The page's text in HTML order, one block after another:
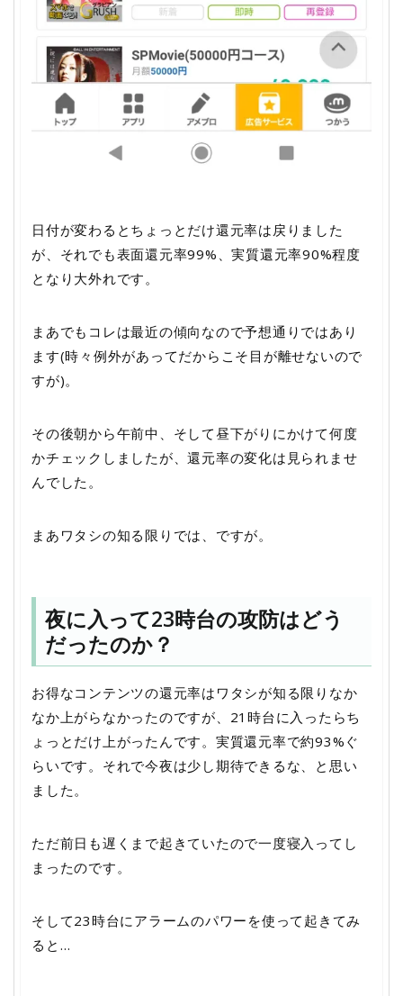
日付が変わるとちょっとだけ還元率は戻りました
が、それでも表面還元率99%、実質還元率90%程度
となり大外れです。
まあでもコレは最近の傾向なので予想通りではあり
ます(時々例外があってだからこそ目が離せないので
すが)。
その後朝から午前中、そして昼下がりにかけて何度
かチェックしましたが、還元率の変化は見られませ
んでした。
まあワタシの知る限りでは、ですが。
夜に入って23時台の攻防はどう
だったのか？
お得なコンテンツの還元率はワタシが知る限りなか
なか上がらなかったのですが、21時台に入ったらち
ょっとだけ上がったんです。実質還元率で約93%ぐ
らいです。それで今夜は少し期待できるな、と思い
ました。
ただ前日も遅くまで起きていたので一度寝入ってし
まったのです。
そして23時台にアラームのパワーを使って起きてみ
ると…